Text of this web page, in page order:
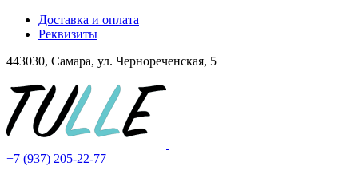
Доставка и оплата
Реквизиты
443030, Самара, ул. Чернореченская, 5
+7 (937) 205-22-77